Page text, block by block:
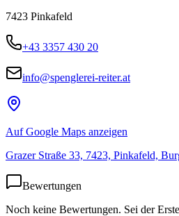
7423 Pinkafeld
+43 3357 430 20
info@spenglerei-reiter.at
Auf Google Maps anzeigen
Grazer Straße 33, 7423, Pinkafeld,
Bewertungen
Noch keine Bewertungen. Sei der